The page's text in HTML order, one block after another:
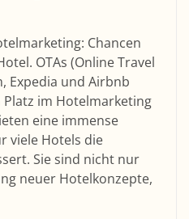
Chancen
OTAs (Online Travel
Expedia und Airbnb
im Hotelmarketing
eine immense
viele Hotels die
Sie sind nicht nur
neuer Hotelkonzepte,